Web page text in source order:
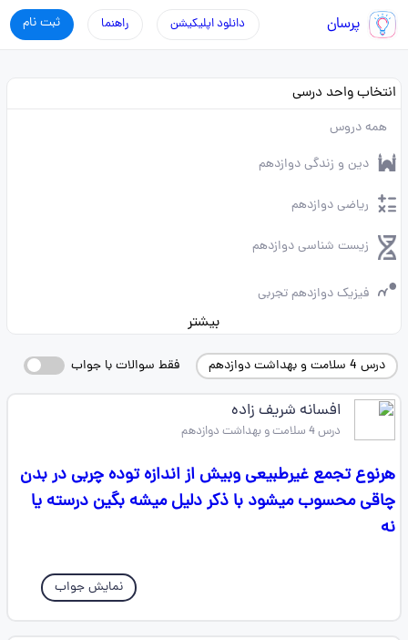
پرسان ثبت نام راهنما دانلود اپلیکیشن
انتخاب واحد درسی
همه دروس
دین و زندگی دوازدهم
ریاضی دوازدهم
زیست شناسی دوازدهم
فیزیک دوازدهم تجربی
بیشتر
درس 4 سلامت و بهداشت دوازدهم فقط سوالات با جواب
افسانه شریف زاده
درس 4 سلامت و بهداشت دوازدهم
هرنوع تجمع غیرطبیعی وبیش از اندازه توده چربی در بدن
چاقی محسوب میشود با ذکر دلیل میشه بگین درسته یا
نه
نمایش جواب